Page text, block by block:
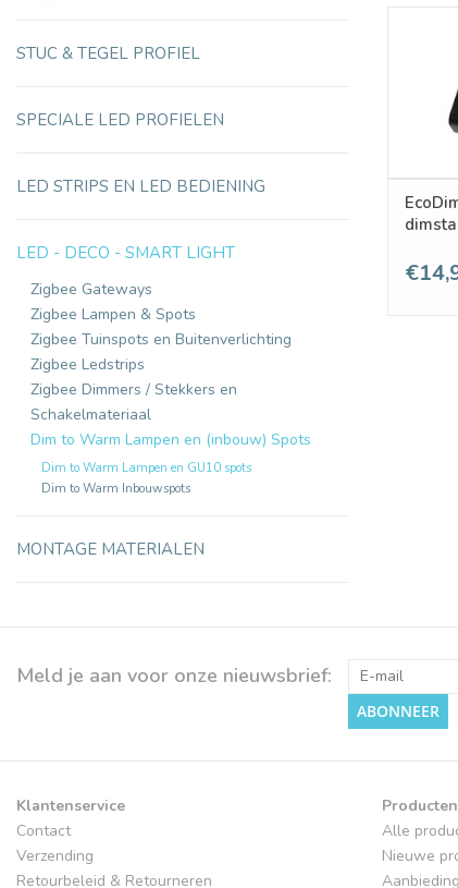
STUC & TEGEL PROFIEL
SPECIALE LED PROFIELEN
LED STRIPS EN LED BEDIENING
LED - DECO - SMART LIGHT
Zigbee Gateways
Zigbee Lampen & Spots
Zigbee Tuinspots en Buitenverlichting
Zigbee Ledstrips
Zigbee Dimmers / Stekkers en
Schakelmateriaal
Dim to Warm Lampen en (inbouw) Spots
Dim to Warm Lampen en GU10 spots
Dim to Warm Inbouwspots
MONTAGE MATERIALEN
Meld je aan voor onze nieuwsbrief:
ABONNEER
Klantenservice
Contact
Verzending
Retourbeleid & Retourneren
Producten
Alle
Nieuwe